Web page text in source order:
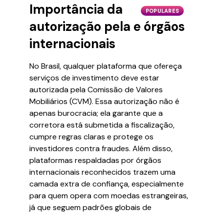
POPULARES
Importância da
autorização pela e órgãos
internacionais
No Brasil, qualquer plataforma que ofereça
serviços de investimento deve estar
autorizada pela Comissão de Valores
Mobiliários (CVM). Essa autorização não é
apenas burocracia; ela garante que a
corretora está submetida a fiscalização,
cumpre regras claras e protege os
investidores contra fraudes. Além disso,
plataformas respaldadas por órgãos
internacionais reconhecidos trazem uma
camada extra de confiança, especialmente
para quem opera com moedas estrangeiras,
já que seguem padrões globais de